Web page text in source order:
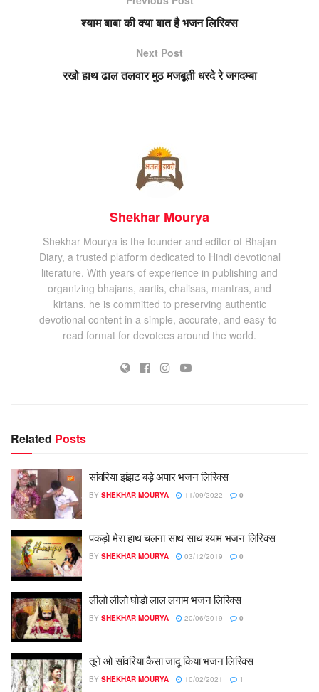
श्याम बाबा की क्या बात है भजन लिरिक्स
Next Post
रखो हाथ ढाल तलवार मुठ मजबूती धरदे रे जगदम्बा
Shekhar Mourya
Shekhar Mourya is the founder and editor of Bhajan
Diary, a trusted platform dedicated to Hindi devotional
literature. With years of experience in publishing and
organizing bhajans, aartis, chalisas, mantras, and
kirtans, he is committed to preserving authentic
devotional content in a simple, accurate, and easy-to-
read format for devotees around the world.
Related Posts
सांवरिया झंझट बड़े अपार भजन लिरिक्स
BY SHEKHAR MOURYA 11/09/2022 0
पकड़ो मेरा हाथ चलना साथ साथ श्याम भजन लिरिक्स
BY SHEKHAR MOURYA 03/12/2019 0
लीलो लीलो घोड़ो लाल लगाम भजन लिरिक्स
BY SHEKHAR MOURYA 20/06/2019 0
तूने ओ सांवरिया कैसा जादू किया भजन लिरिक्स
BY SHEKHAR MOURYA 10/02/2021 1